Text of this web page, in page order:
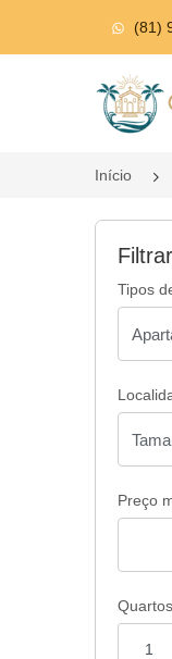
(81)
Página
Início
Filtrar
Tipos
Preço
Quartos
1